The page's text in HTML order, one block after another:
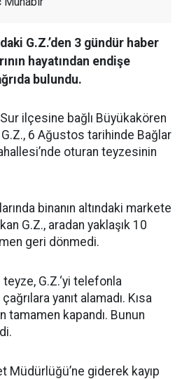
G.Z.’den 3 gündür haber
hayatından endişe
bulundu.
ilçesine bağlı Büyükakören
6 Ağustos tarihinde Bağlar
oturan teyzesinin
binanın altındaki markete
G.Z., aradan yaklaşık 10
geri dönmedi.
G.Z.‘yi telefonla
yanıt alamadı. Kısa
kapandı. Bunun
Müdürlüğü’ne giderek kayıp